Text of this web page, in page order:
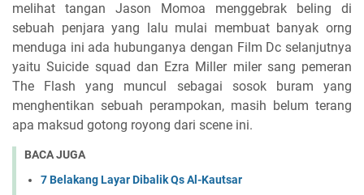
melihat tangan Jason Momoa menggebrak beling di
sebuah penjara yang lalu mulai membuat banyak orng
menduga ini ada hubunganya dengan Film Dc selanjutnya
yaitu Suicide squad dan Ezra Miller miler sang pemeran
The Flash yang muncul sebagai sosok buram yang
menghentikan sebuah perampokan, masih belum terang
apa maksud gotong royong dari scene ini.
BACA JUGA
7 Belakang Layar Dibalik Qs Al-Kautsar